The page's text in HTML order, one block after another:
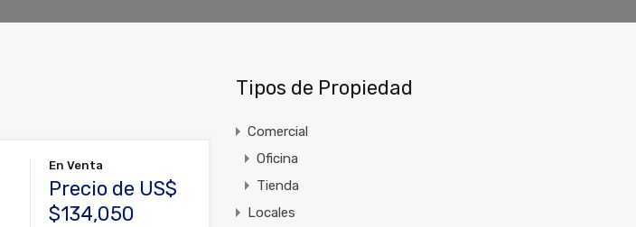
En Venta
Precio de US$
$134,050
Tipos de Propiedad
Comercial
Oficina
Tienda
Locales